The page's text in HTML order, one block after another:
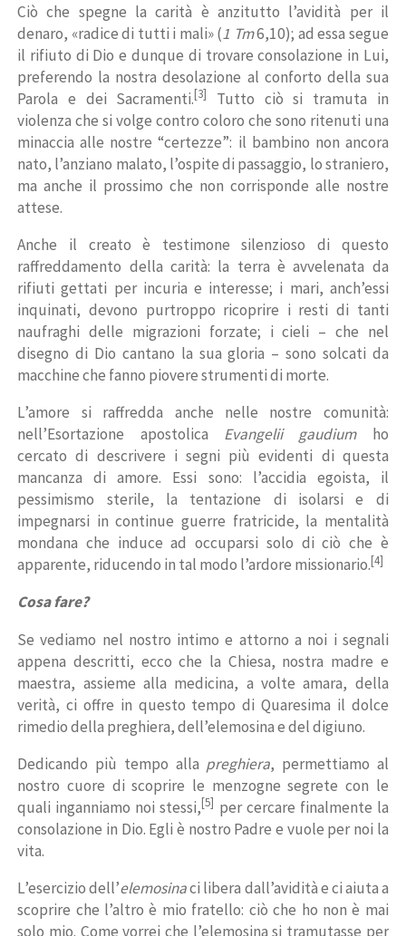
Ciò che spegne la carità è anzitutto l’avidità per il
denaro, «radice di tutti i mali» (1 Tm6,10); ad essa segue
il rifiuto di Dio e dunque di trovare consolazione in Lui,
preferendo la nostra desolazione al conforto della sua
Parola e dei Sacramenti.[3]
Tutto ciò si tramuta in
violenza che si volge contro coloro che sono ritenuti una
minaccia alle nostre “certezze”: il bambino non ancora
nato, l’anziano malato, l’ospite di passaggio, lo straniero,
ma anche il prossimo che non corrisponde alle nostre
attese.
Anche il creato è testimone silenzioso di questo
raffreddamento della carità: la terra è avvelenata da
rifiuti gettati per incuria e interesse; i mari, anch’essi
inquinati, devono purtroppo ricoprire i resti di tanti
naufraghi delle migrazioni forzate; i cieli – che nel
disegno di Dio cantano la sua gloria – sono solcati da
macchine che fanno piovere strumenti di morte.
L’amore si raffredda anche nelle nostre comunità:
nell’Esortazione apostolica Evangelii gaudiumho
cercato di descrivere i segni più evidenti di questa
mancanza di amore. Essi sono: l’accidia egoista, il
pessimismo sterile, la tentazione di isolarsi e di
impegnarsi in continue guerre fratricide, la mentalità
mondana che induce ad occuparsi solo di ciò che è
apparente, riducendo in tal modo l’ardore missionario.[4]
Cosa fare?
Se vediamo nel nostro intimo e attorno a noi i segnali
appena descritti, ecco che la Chiesa, nostra madre e
maestra, assieme alla medicina, a volte amara, della
verità, ci offre in questo tempo di Quaresima il dolce
rimedio della preghiera, dell’elemosina e del digiuno.
Dedicando più tempo alla preghiera, permettiamo al
nostro cuore di scoprire le menzogne segrete con le
quali inganniamo noi stessi,[5] per cercare finalmente la
consolazione in Dio. Egli è nostro Padre e vuole per noi la
vita.
L’esercizio dell’elemosinaci libera dall’avidità e ci aiuta a
scoprire che l’altro è mio fratello: ciò che ho non è mai
solo mio. Come vorrei che l’elemosina si tramutasse per